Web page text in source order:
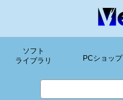
ソフト
ライブラリ
PCショップ